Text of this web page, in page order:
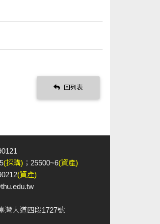
回列表
(採購) ；25500~6(資產)
(資產)
灣大道四段1727號